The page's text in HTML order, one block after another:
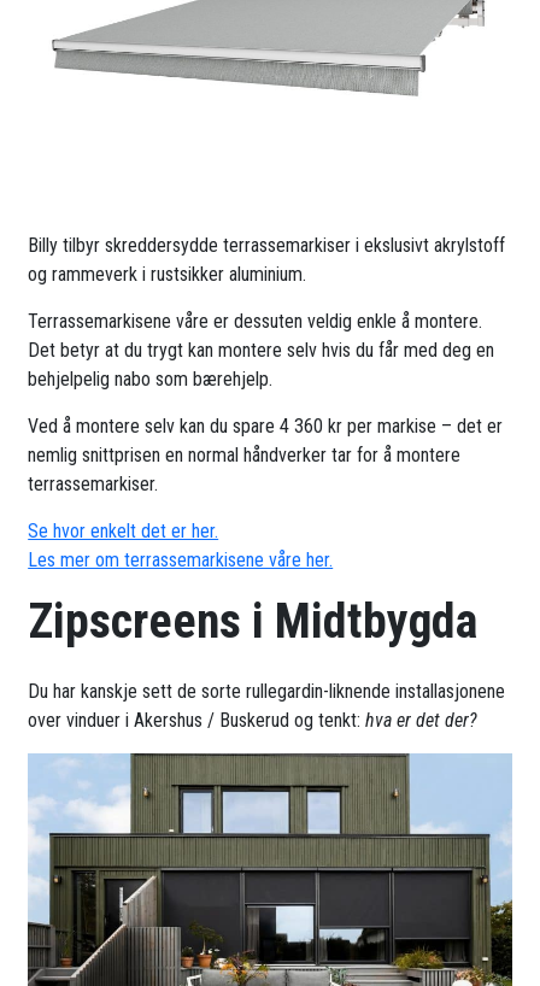
Billy tilbyr skreddersydde terrassemarkiser i ekslusivt akrylstoff
og rammeverk i rustsikker aluminium.
Terrassemarkisene våre er dessuten veldig enkle å montere.
Det betyr at du trygt kan montere selv hvis du får med deg en
behjelpelig nabo som bærehjelp.
Ved å montere selv kan du spare 4 360 kr per markise – det er
nemlig snittprisen en normal håndverker tar for å montere
terrassemarkiser.
Se hvor enkelt det er her.
Les mer om terrassemarkisene våre her.
Zipscreens i Midtbygda
Du har kanskje sett de sorte rullegardin-liknende installasjonene
over vinduer i Akershus / Buskerud og tenkt:hva er det der?